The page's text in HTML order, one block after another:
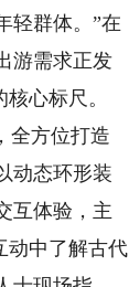
轻群体。”在
游需求正发
心标尺。
全方位打造
动态环形装
互体验，主
动中了解古代